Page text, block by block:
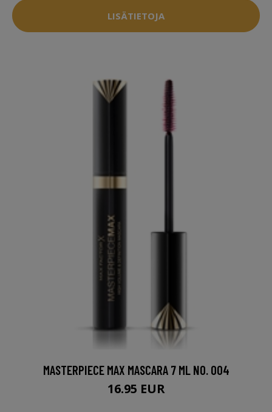
LISÄTIETOJA
MASTERPIECE MAX MASCARA 7 ML NO. 004
16.95 EUR